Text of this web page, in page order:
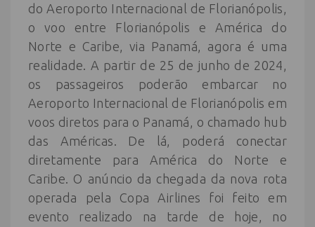
do Aeroporto Internacional de Florianópolis,
o voo entre Florianópolis e América do
Norte e Caribe, via Panamá, agora é uma
realidade. A partir de 25 de junho de 2024,
os passageiros poderão embarcar no
Aeroporto Internacional de Florianópolis em
voos diretos para o Panamá, o chamado hub
das Américas. De lá, poderá conectar
diretamente para América do Norte e
Caribe. O anúncio da chegada da nova rota
operada pela Copa Airlines foi feito em
evento realizado na tarde de hoje, no